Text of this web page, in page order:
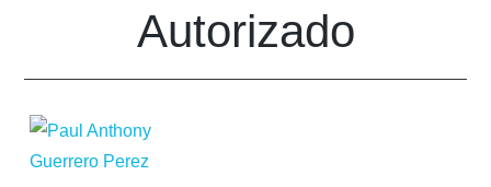
Autorizado